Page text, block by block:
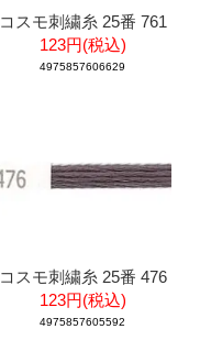
コスモ刺繍糸 25番 761
123円(税込)
4975857606629
コスモ刺繍糸 25番 476
123円(税込)
4975857605592